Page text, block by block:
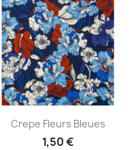
Aperçu rapide
Crepe Fleurs Bleues
1,50 €